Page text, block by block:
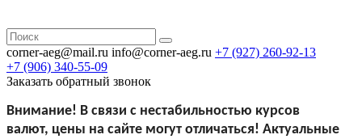
corner-aeg@mail.ru info@corner-aeg.ru +7 (927) 260-92-13
+7 (906) 340-55-09
Заказать обратный звонок
Внимание! В связи с нестабильностью курсов
валют, цены на сайте могут отличаться! Актуальные